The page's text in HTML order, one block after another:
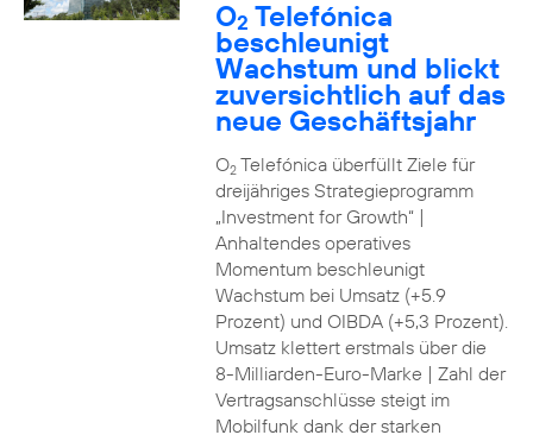
O2 Telefónica
beschleunigt
Wachstum und blickt
zuversichtlich auf das
neue Geschäftsjahr
O2Telefónica überfüllt Ziele für
dreijähriges Strategieprogramm
„Investment for Growth“ |
Anhaltendes operatives
Momentum beschleunigt
Wachstum bei Umsatz (+5.9
Prozent) und OIBDA (+5,3 Prozent).
Umsatz klettert erstmals über die
8-Milliarden-Euro-Marke | Zahl der
Vertragsanschlüsse steigt im
Mobilfunk dank der starken